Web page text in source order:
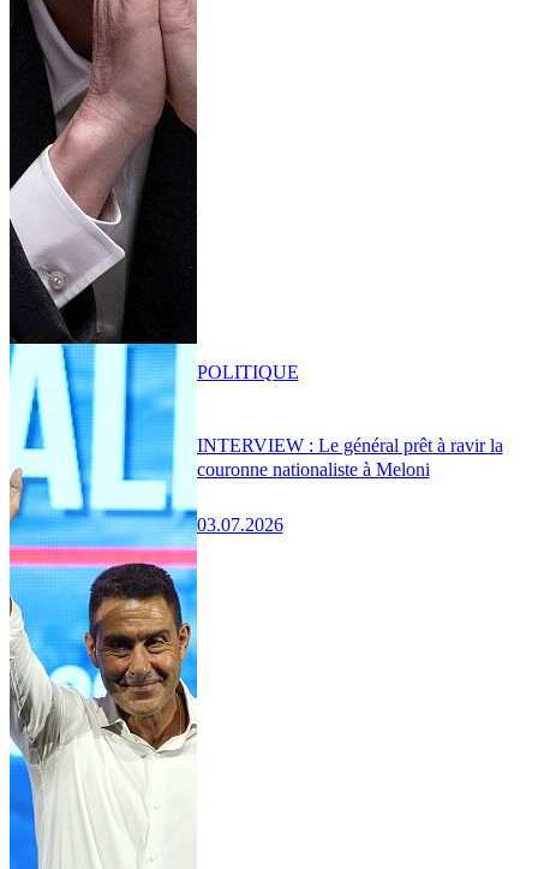
INTERVIEW : Le général prêt à ravir la
couronne nationaliste à Meloni
03.07.2026
POLITIQUE